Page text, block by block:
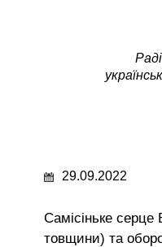
29.09.2022
Самісіньке
товщини) та